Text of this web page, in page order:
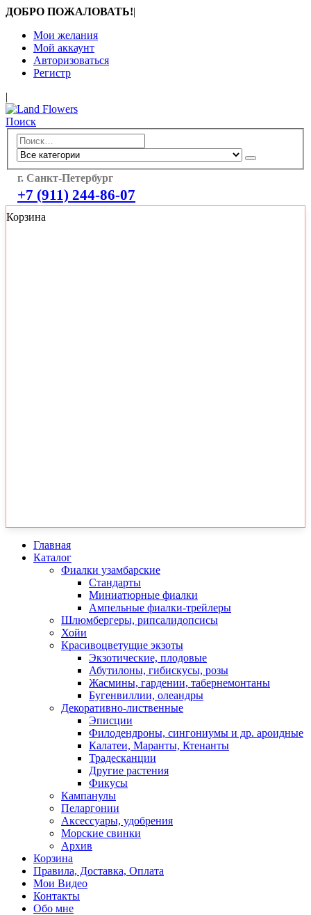
ДОБРО ПОЖАЛОВАТЬ!|
Мои желания
Мой аккаунт
Авторизоваться
Регистр
|
Поиск
г. Санкт-Петербург
+7 (911) 244-86-07
Корзина
Главная
Каталог
Фиалки узамбарские
Стандарты
Миниатюрные фиалки
Ампельные фиалки-трейлеры
Шлюмбергеры, рипсалидопсисы
Хойи
Красивоцветущие экзоты
Экзотические, плодовые
Абутилоны, гибискусы, розы
Жасмины, гардении, табернемонтаны
Бугенвиллии, олеандры
Декоративно-лиственные
Эписции
Филодендроны, сингониумы и др. ароидные
Калатеи, Маранты, Ктенанты
Традесканции
Другие растения
Фикусы
Кампанулы
Пеларгонии
Аксессуары, удобрения
Морские свинки
Архив
Корзина
Правила, Доставка, Оплата
Мои Видео
Контакты
Обо мне